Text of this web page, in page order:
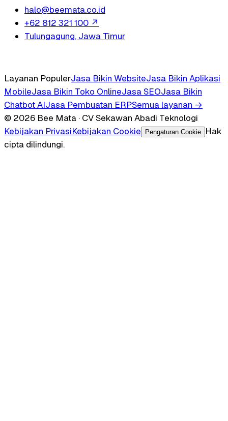
halo@beemata.co.id
+62 812 321 100 ↗
Tulungagung, Jawa Timur
Layanan PopulerJasa Bikin WebsiteJasa Bikin Aplikasi
MobileJasa Bikin Toko OnlineJasa SEOJasa Bikin
Chatbot AIJasa Pembuatan ERPSemua layanan →
© 2026 Bee Mata · CV Sekawan Abadi Teknologi
Kebijakan PrivasiKebijakan Cookie Pengaturan Cookie
Hak
cipta dilindungi.